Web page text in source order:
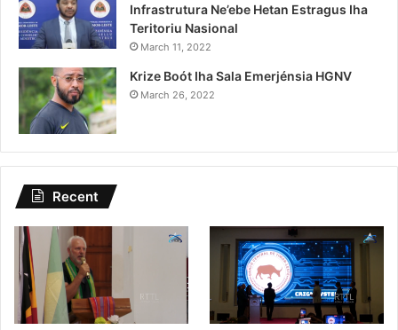
Infrastrutura Ne’ebe Hetan Estragus Iha
Teritoriu Nasional
March 11, 2022
Krize Boót Iha Sala Emerjénsia HGNV
March 26, 2022
Recent